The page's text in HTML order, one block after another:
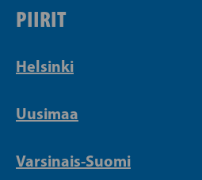
PIIRIT
Helsinki
Uusimaa
Varsinais-Suomi